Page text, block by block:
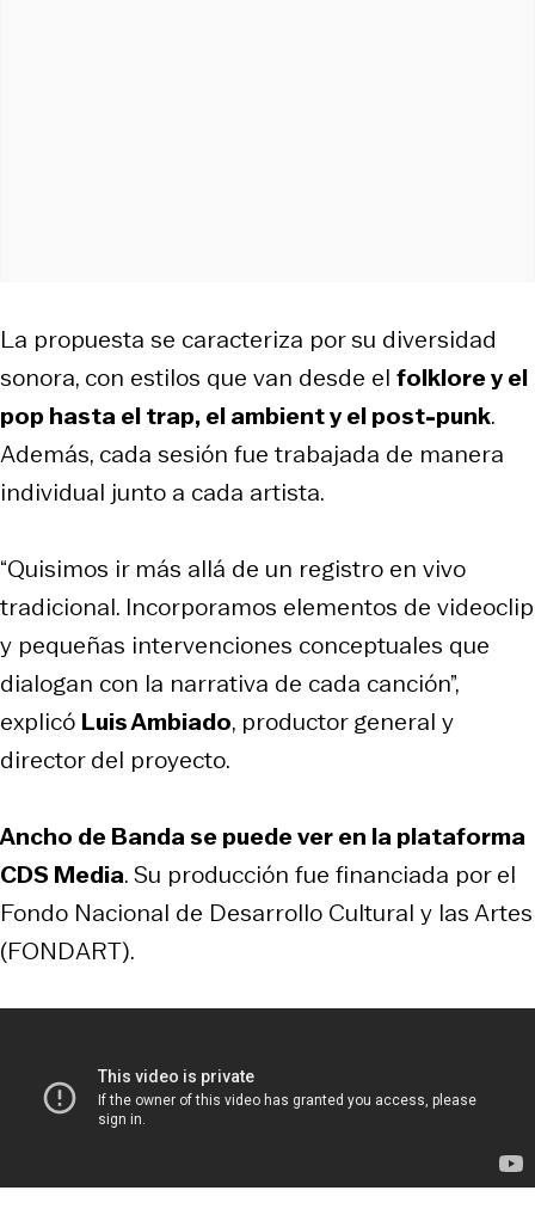
La propuesta se caracteriza por su diversidad
sonora, con estilos que van desde el folklore y el
pop hasta el trap, el ambient y el post-punk.
Además, cada sesión fue trabajada de manera
individual junto a cada artista.
“Quisimos ir más allá de un registro en vivo
tradicional. Incorporamos elementos de videoclip
y pequeñas intervenciones conceptuales que
dialogan con la narrativa de cada canción”,
explicó Luis Ambiado, productor general y
director del proyecto.
Ancho de Bandase puede ver en la plataforma
CDS Media. Su producción fue financiada por el
Fondo Nacional de Desarrollo Cultural y las Artes
(FONDART).